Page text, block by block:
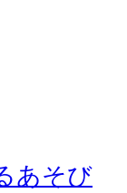
あそび